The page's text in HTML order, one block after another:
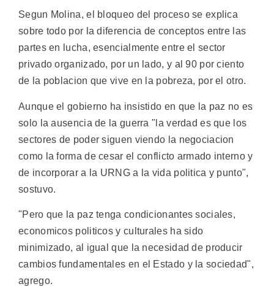
Segun Molina, el bloqueo del proceso se explica
sobre todo por la diferencia de conceptos entre las
partes en lucha, esencialmente entre el sector
privado organizado, por un lado, y al 90 por ciento
de la poblacion que vive en la pobreza, por el otro.
Aunque el gobierno ha insistido en que la paz no es
solo la ausencia de la guerra "la verdad es que los
sectores de poder siguen viendo la negociacion
como la forma de cesar el conflicto armado interno y
de incorporar a la URNG a la vida politica y punto",
sostuvo.
"Pero que la paz tenga condicionantes sociales,
economicos politicos y culturales ha sido
minimizado, al igual que la necesidad de producir
cambios fundamentales en el Estado y la sociedad",
agrego.